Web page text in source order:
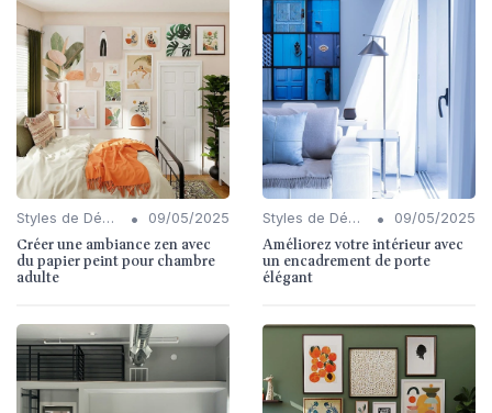
Styles de Décoration Intérieure • 09/05/2025
Créer une ambiance zen avec
du papier peint pour chambre
adulte
Styles de Décoration Intérieure • 09/05/2025
Améliorez votre intérieur avec
un encadrement de porte
élégant